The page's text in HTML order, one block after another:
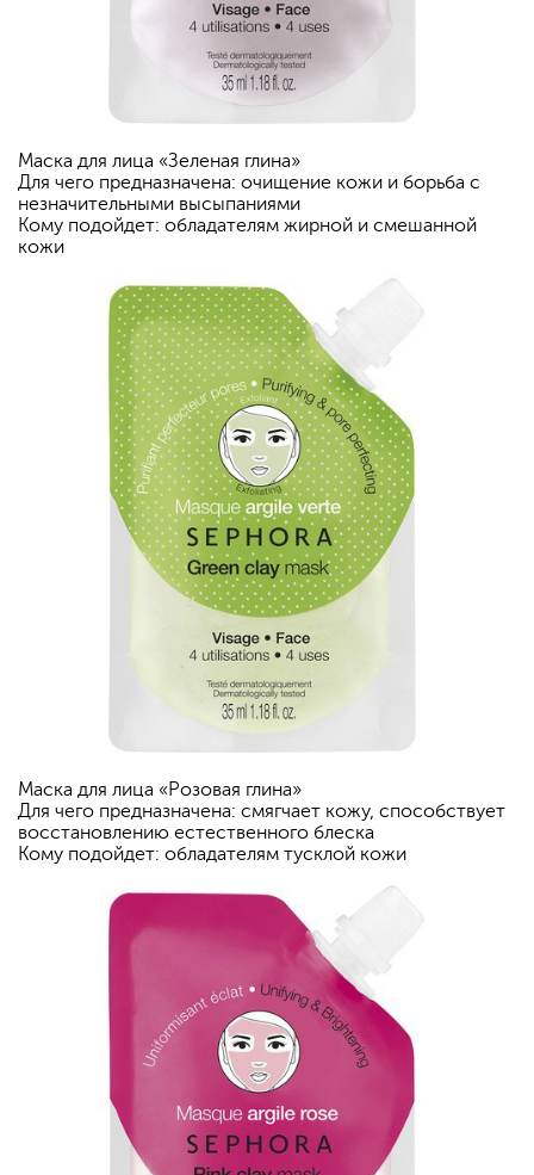
Маска для лица «Зеленая глина»
Для чего предназначена: очищение кожи и борьба с
незначительными высыпаниями
Кому подойдет: обладателям жирной и смешанной
кожи
Маска для лица «Розовая глина»
Для чего предназначена: смягчает кожу, способствует
восстановлению естественного блеска
Кому подойдет: обладателям тусклой кожи